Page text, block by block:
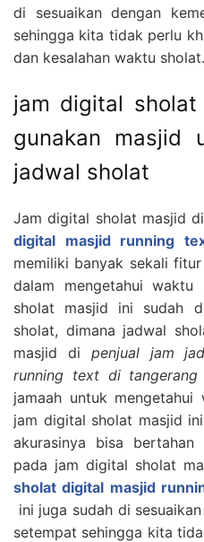
di sesuaikan dengan
sehingga kita tidak perlu
dan kesalahan waktu sholat.
jam digital
gunakan masjid
jadwal sholat
Jam digital sholat masjid di
digital masjid running
memiliki banyak sekali
dalam mengetahui
sholat masjid ini sudah
sholat, dimana jadwal
masjid di penjual jam
running text di
jamaah untuk
jam digital sholat masjid
akurasinya bisa
pada jam digital sholat
sholat digital masjid
ini juga sudah di
setempat sehingga kita